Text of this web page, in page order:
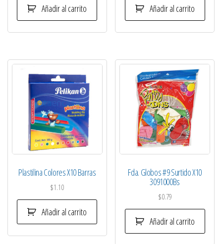
Añadir al carrito Añadir al carrito
Plastilina Colores X10 Barras
$1.10
Añadir al carrito
Fda. Globos #9 Surtido X10
3091000Bs
$0.79
Añadir al carrito